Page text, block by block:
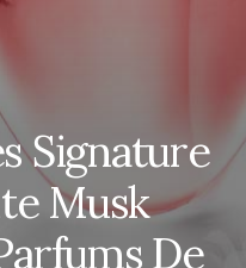
Signature
Musk
De